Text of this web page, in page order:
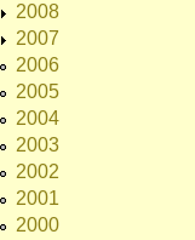
2008
2007
2006
2005
2004
2003
2002
2001
2000